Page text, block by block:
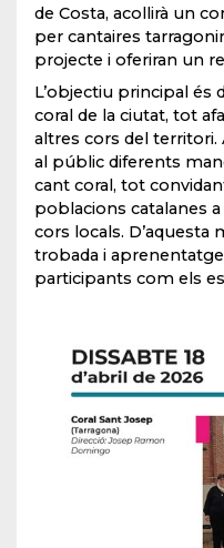
de Costa, acollirà un
per cantaires
projecte i oferiran un
L’objectiu principal és
coral de la ciutat, tot
altres cors del
al públic diferents
cant coral, tot
poblacions catalanes
cors locals. D’aquesta
trobada i
participants com els